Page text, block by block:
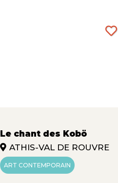
Le chant des Kobö
ATHIS-VAL DE ROUVRE
ART CONTEMPORAIN